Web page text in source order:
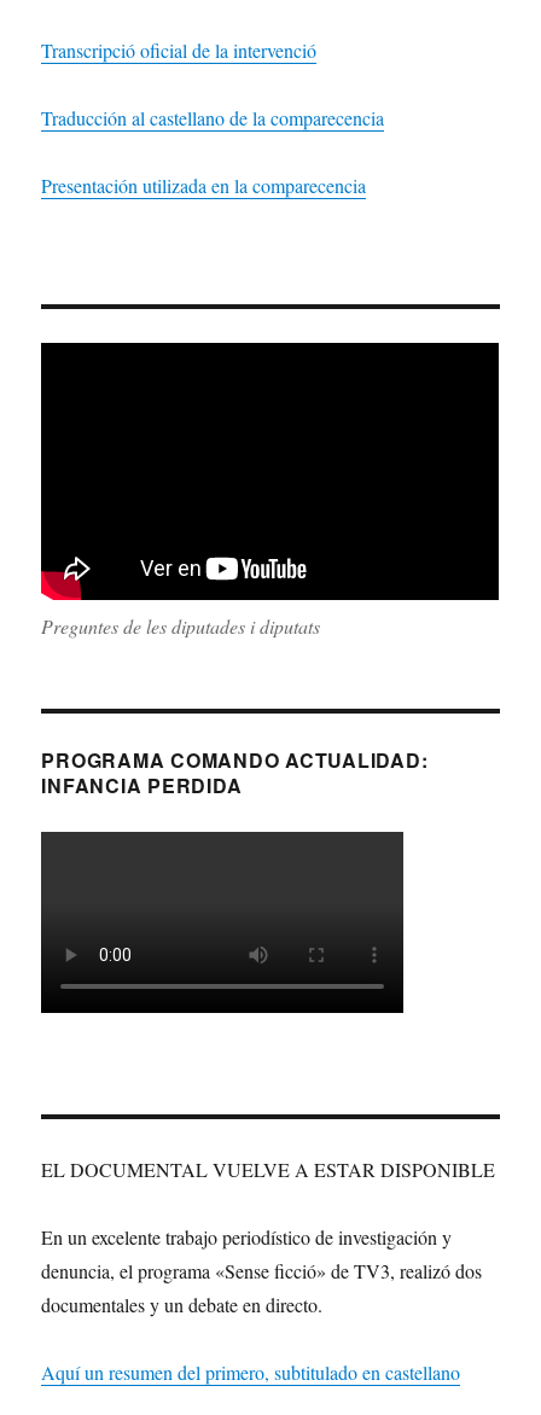
Transcripció oficial de la intervenció
Traducción al castellano de la comparecencia
Presentación utilizada en la comparecencia
Preguntes de les diputades i diputats
PROGRAMA COMANDO ACTUALIDAD:
INFANCIA PERDIDA
EL DOCUMENTAL VUELVE A ESTAR DISPONIBLE
En un excelente trabajo periodístico de investigación y
denuncia, el programa «Sense ficció» de TV3, realizó dos
documentales y un debate en directo.
Aquí un resumen del primero, subtitulado en castellano